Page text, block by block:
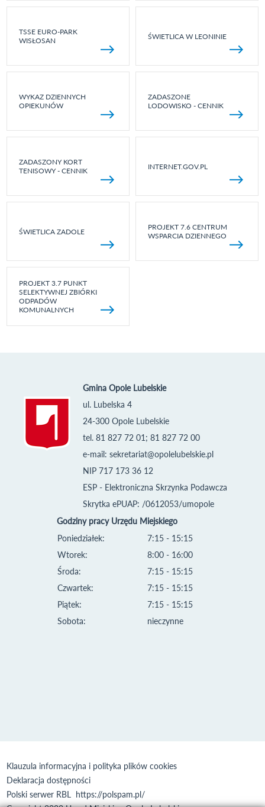
TSSE EURO-PARK
WISŁOSAN
ŚWIETLICA W LEONINIE
WYKAZ DZIENNYCH
OPIEKUNÓW
ZADASZONE
LODOWISKO - CENNIK
ZADASZONY KORT
TENISOWY - CENNIK
INTERNET.GOV.PL
ŚWIETLICA ZADOLE
PROJEKT 7.6 CENTRUM
WSPARCIA DZIENNEGO
PROJEKT 3.7 PUNKT
SELEKTYWNEJ ZBIÓRKI
ODPADÓW
KOMUNALNYCH
Gmina Opole Lubelskie
ul. Lubelska 4
24-300 Opole Lubelskie
tel. 81 827 72 01; 81 827 72 00
e-mail: sekretariat@opolelubelskie.pl
NIP 717 173 36 12
ESP - Elektroniczna Skrzynka Podawcza
Skrytka ePUAP: /0612053/umopole
Godziny pracy Urzędu Miejskiego
Poniedziałek:
Wtorek:
Środa:
Czwartek:
Piątek:
Sobota:
7:15 - 15:15
8:00 - 16:00
7:15 - 15:15
7:15 - 15:15
7:15 - 15:15
nieczynne
Klauzula informacyjna i polityka plików cookies
Deklaracja dostępności
Polski serwer RBL https://polspam.pl/